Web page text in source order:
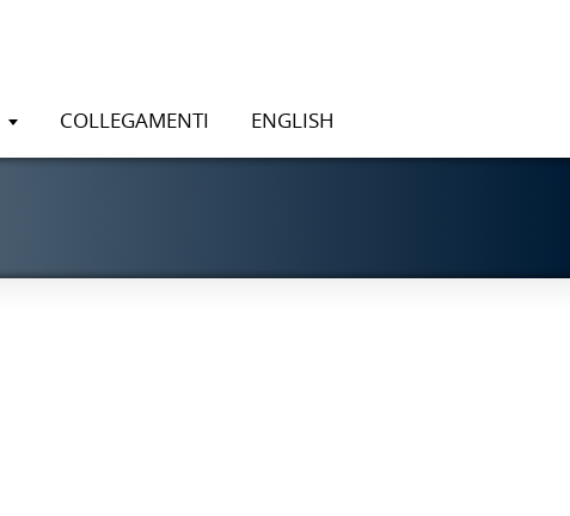
COLLEGAMENTI ENGLISH